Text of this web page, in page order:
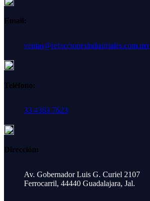
Email:
ventas@refaccionesindustriales.com.mx
Teléfono:
33 4363 7623
Dirección:
Av. Gobernador Luis G. Curiel 2107
Ferrocarril, 44440 Guadalajara, Jal.